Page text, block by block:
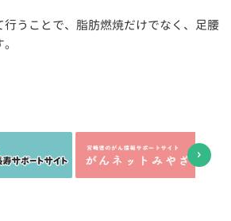
行うことで、脂肪燃焼だけでなく、足腰